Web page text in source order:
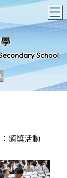
School
頒獎活動